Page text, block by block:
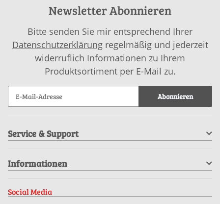
Newsletter Abonnieren
Bitte senden Sie mir entsprechend Ihrer
Datenschutzerklärungregelmäßig und jederzeit
widerruflich Informationen zu Ihrem
Produktsortiment per E-Mail zu.
Abonnieren
Service & Support
Informationen
Social Media